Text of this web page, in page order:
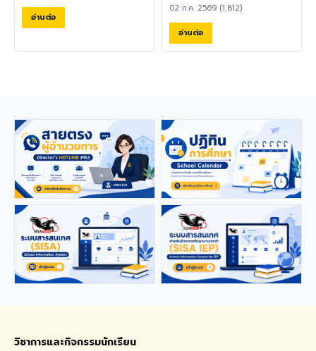
ทั้งวิดีโอแนะนำตัวสั้น ๆ (Short
Introduction Video) ได้ที่
อีเมล hr@satit.buu.ac.th
foreign educators for
teaching positions
covering Kindergarten,
Primary, and High School
Salary: 30,000 – 40,000
THB Housing Allowance:
6,500 THB Full assistance
with Visa and Work Permit
extensions Private Health
Insurance cover
อ่านต่อ
02 ก.ค. 2569 (1,812)
อ่านต่อ
วิชาการและกิจกรรมนักเรียน